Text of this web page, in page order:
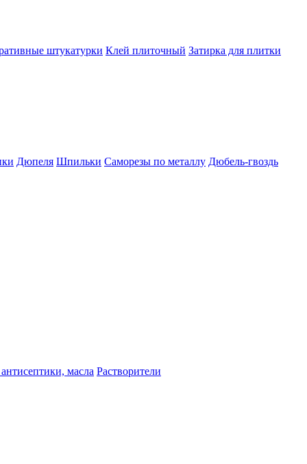
штукатурки Клей плиточный Затирка для плитки
Дюпеля Шпильки Саморезы по металлу Дюбель-гвоздь
масла Растворители